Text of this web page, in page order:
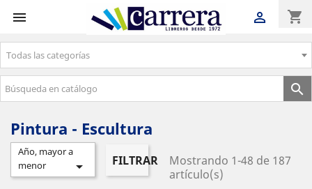
 shopping_cart

Envíos gratuitos a partir de 50€
Todas las categorías

Pintura - Escultura
Año, mayor a
menor
 FILTRAR
Mostrando 1-48 de 187
artículo(s)